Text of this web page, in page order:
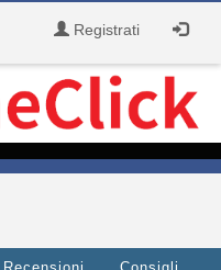
Registrati